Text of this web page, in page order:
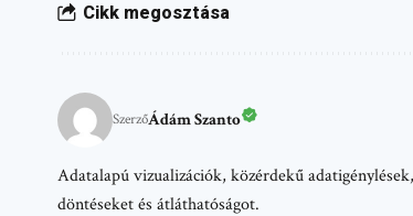
Cikk megosztása
SzerzőÁdám Szanto
Adatalapú vizualizációk, közérdekű
döntéseket és átláthatóságot.